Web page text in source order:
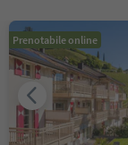
Prenotabile online